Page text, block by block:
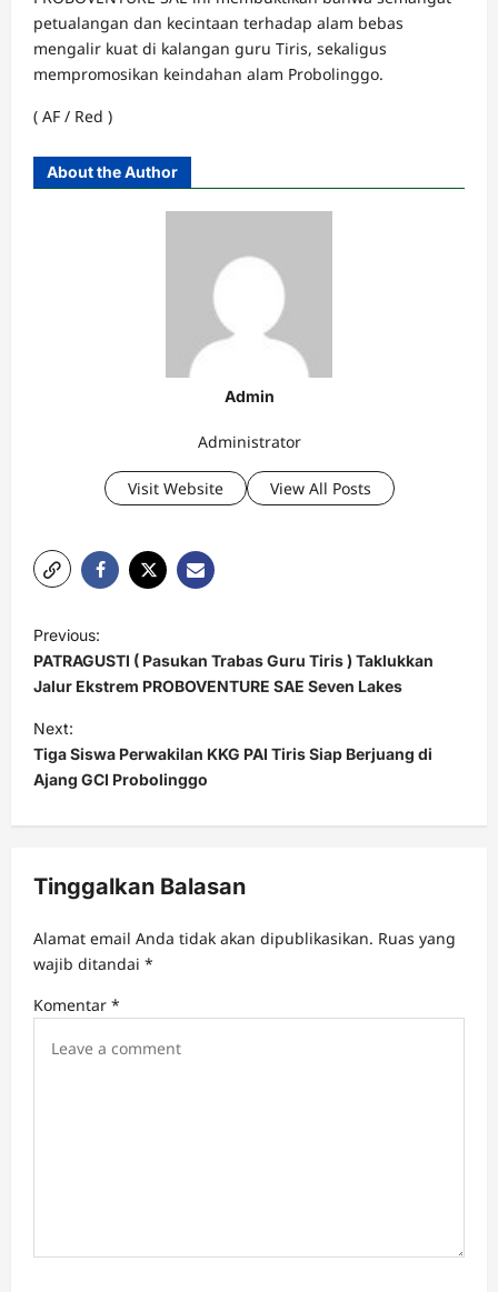
petualangan dan kecintaan terhadap alam bebas
mengalir kuat di kalangan guru Tiris, sekaligus
mempromosikan keindahan alam Probolinggo.
( AF / Red )
About the Author
Admin
Administrator
Visit Website View All Posts
P
o
s
t
n
a
v
g
a
t
i
Previous:
PATRAGUSTI ( Pasukan Trabas Guru Tiris ) Taklukkan
Jalur Ekstrem PROBOVENTURE SAE Seven Lakes
Next:
Tiga Siswa Perwakilan KKG PAI Tiris Siap Berjuang di
Ajang GCI Probolinggo
Tinggalkan Balasan
Alamat email Anda tidak akan dipublikasikan. Ruas yang
wajib ditandai *
Komentar *